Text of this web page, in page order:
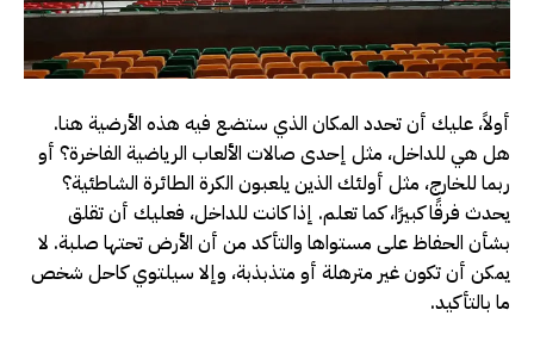
أولاً، عليك أن تحدد المكان الذي ستضع فيه هذه الأرضية هنا.
هل هي للداخل، مثل إحدى صالات الألعاب الرياضية الفاخرة؟ أو
ربما للخارج، مثل أولئك الذين يلعبون الكرة الطائرة الشاطئية؟
يحدث فرقًا كبيرًا، كما تعلم. إذا كانت للداخل، فعليك أن تقلق
بشأن الحفاظ على مستواها والتأكد من أن الأرض تحتها صلبة. لا
يمكن أن تكون غير مترهلة أو متذبذبة، وإلا سيلتوي كاحل شخص
ما بالتأكيد.